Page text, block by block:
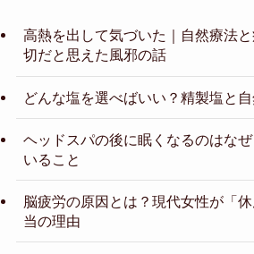
高熱を出して気づいた｜自然療法
切だと思えた風邪の話
どんな塩を選べばいい？精製塩と
ヘッドスパの後に眠くなるのはな
いること
脳疲労の原因とは？現代女性が「
当の理由